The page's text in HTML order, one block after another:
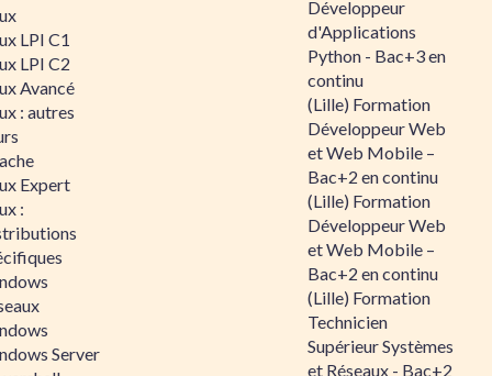
LPI C1
LPI C2
Avancé
: autres
Expert
:
Server
Développeur
d'Applications
Python - Bac+3 en
continu
(Lille) Formation
Développeur Web
et Web Mobile –
Bac+2 en continu
(Lille) Formation
Développeur Web
et Web Mobile –
Bac+2 en continu
(Lille) Formation
Technicien
Supérieur Systèmes
et Réseaux - Bac+2